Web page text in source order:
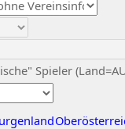
Spieler